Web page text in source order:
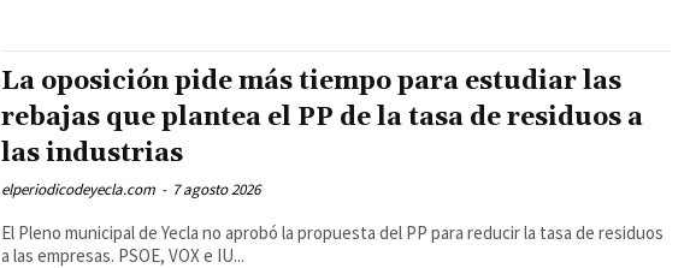
La oposición pide más tiempo para estudiar las
rebajas que plantea el PP de la tasa de residuos a
las industrias
elperiodicodeyecla.com - 7 agosto 2026
El Pleno municipal de Yecla no aprobó la propuesta del PP para reducir la tasa de residuos
a las empresas. PSOE, VOX e IU...